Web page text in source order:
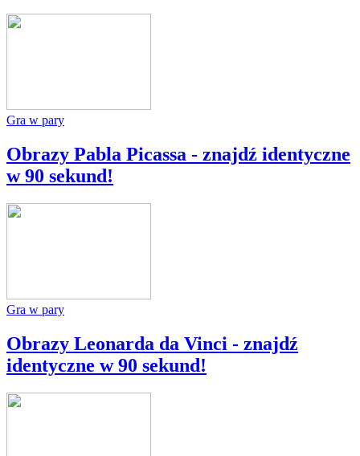
Gra w pary
Obrazy Pabla Picassa - znajdź identyczne
w 90 sekund!
Gra w pary
Obrazy Leonarda da Vinci - znajdź
identyczne w 90 sekund!